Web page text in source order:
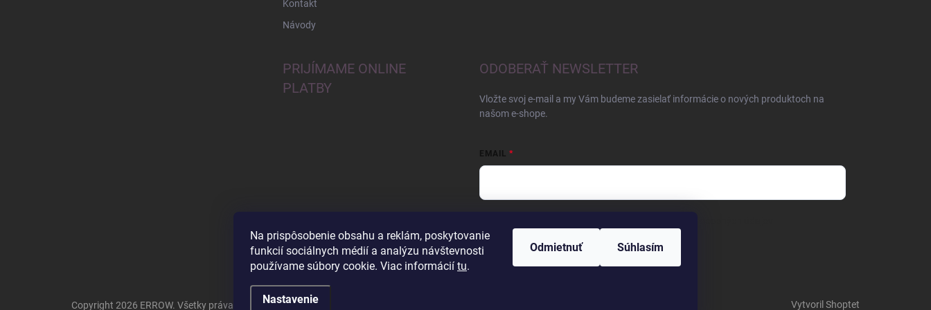
Na prispôsobenie obsahu a reklám, poskytovanie
funkcií sociálnych médií a analýzu návštevnosti
používame súbory cookie. Viac informácií tu.
Nastavenie
Odmietnuť Súhlasím
Kontakt
Návody
PRIJÍMAME ONLINE
PLATBY
ODOBERAŤ NEWSLETTER
Vložte svoj e-mail a my Vám budeme zasielať informácie o nových produktoch na
našom e-shope.
EMAIL
Prihlásiť sa
Vytvoril Shoptet
Copyright 2026 ERROW. Všetky práva vyhradené.Upraviť nastavenie cookies